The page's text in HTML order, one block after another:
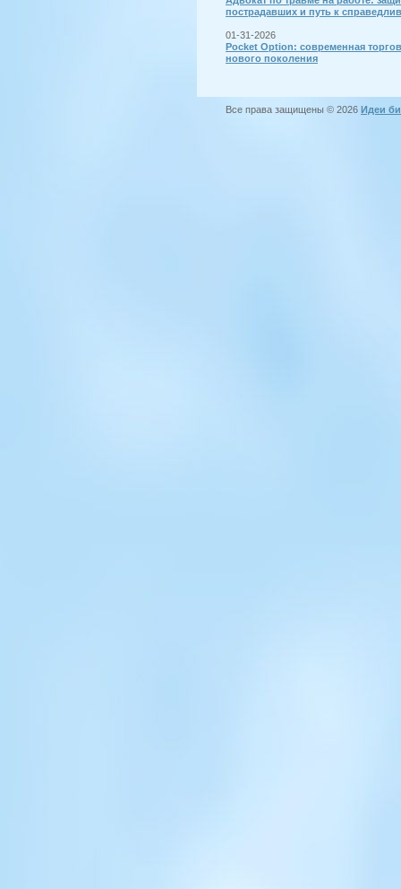
пострадавших и путь к
01-31-2026
Pocket Option: современная
нового поколения
Все права защищены © 2026 Идеи